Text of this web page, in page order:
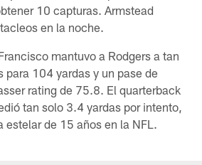
10 capturas. Armstead
en la noche.
mantuvo a Rodgers a tan
para 104 yardas y un pase de
rating de 75.8. El quarterback
tan solo 3.4 yardas por intento,
estelar de 15 años en la NFL.